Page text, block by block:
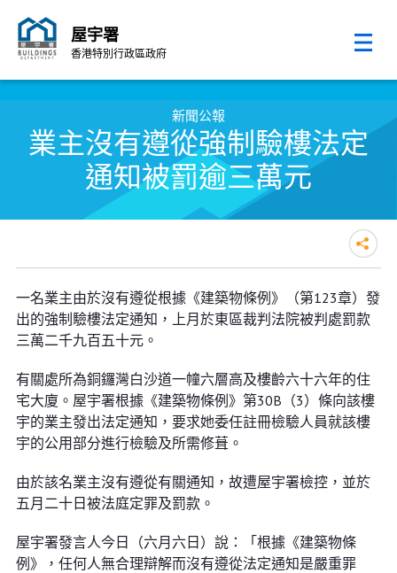
屋宇署
香港特別行政區政府
新聞公報
業主沒有遵從強制驗樓法定
通知被罰逾三萬元
業主沒有遵從強制驗樓法定通知被
罰逾三萬元
一名業主由於沒有遵從根據《建築物條例》（第123章）發
出的強制驗樓法定通知，上月於東區裁判法院被判處罰款
三萬二千九百五十元。
有關處所為銅鑼灣白沙道一幢六層高及樓齡六十六年的住
宅大廈。屋宇署根據《建築物條例》第30B（3）條向該樓
宇的業主發出法定通知，要求她委任註冊檢驗人員就該樓
宇的公用部分進行檢驗及所需修葺。
由於該名業主沒有遵從有關通知，故遭屋宇署檢控，並於
五月二十日被法庭定罪及罰款。
屋宇署發言人今日（六月六日）說：「根據《建築物條
例》，任何人無合理辯解而沒有遵從法定通知是嚴重罪